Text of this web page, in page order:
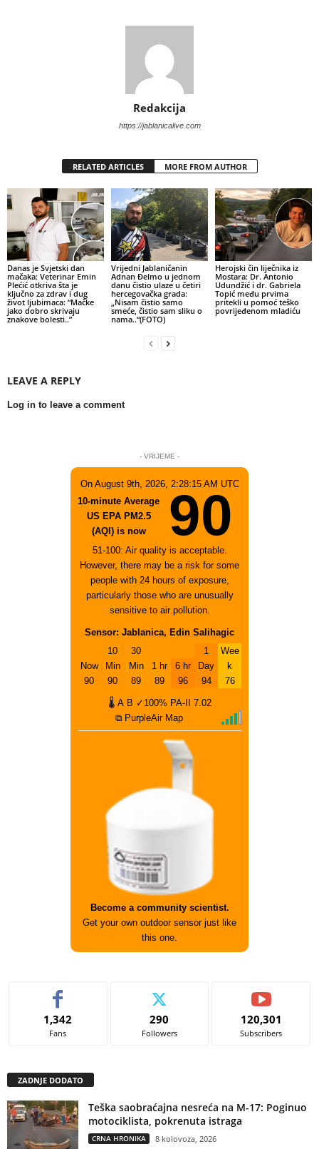
Redakcija
https://jablanicalive.com
RELATED ARTICLES MORE FROM AUTHOR
Danas je Svjetski dan
mačaka: Veterinar Emin
Plećić otkriva šta je
ključno za zdrav i dug
život ljubimaca: “Mačke
jako dobro skrivaju
znakove bolesti..”
Vrijedni Jablaničanin
Adnan Đelmo u jednom
danu čistio ulaze u četiri
hercegovačka grada:
„Nisam čistio samo
smeće, čistio sam sliku o
nama..“(FOTO)
Herojski čin liječnika iz
Mostara: Dr. Antonio
Udundžić i dr. Gabriela
Topić među prvima
pritekli u pomoć teško
povrijeđenom mladiću
LEAVE A REPLY
Log in to leave a comment
- VRIJEME -
On August 9th, 2026, 2:28:15 AM UTC
10-minute Average
US EPA PM2.5
(AQI) is now
90
51-100: Air quality is acceptable.
However, there may be a risk for some
people with 24 hours of exposure,
particularly those who are unusually
sensitive to air pollution.
Sensor: Jablanica, Edin Salihagic
Now
90
10
Min
90
30
Min
89
1 hr
89
6 hr
96
1
Day
94
Wee
k
76
🌡 A B ✓100% PA-II
7.02
⧉ PurpleAir Map
Become a community scientist.
Get your own outdoor sensor just like
this one.
1,342
Fans
290
Followers
120,301
Subscribers
ZADNJE DODATO
Teška saobraćajna nesreća na M-17: Poginuo
motociklista, pokrenuta istraga
CRNA HRONIKA 8 kolovoza, 2026